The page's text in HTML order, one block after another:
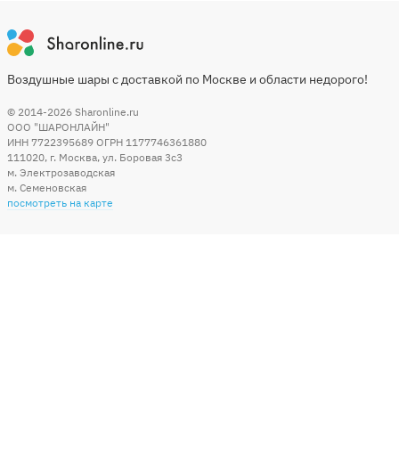
Воздушные шары с доставкой по Москве и области недорого!
© 2014-2026 Sharonline.ru
ООО "ШАРОНЛАЙН"
ИНН 7722395689 ОГРН 1177746361880
111020, г. Москва, ул. Боровая 3c3
м. Электрозаводская
м. Семеновская
посмотреть на карте